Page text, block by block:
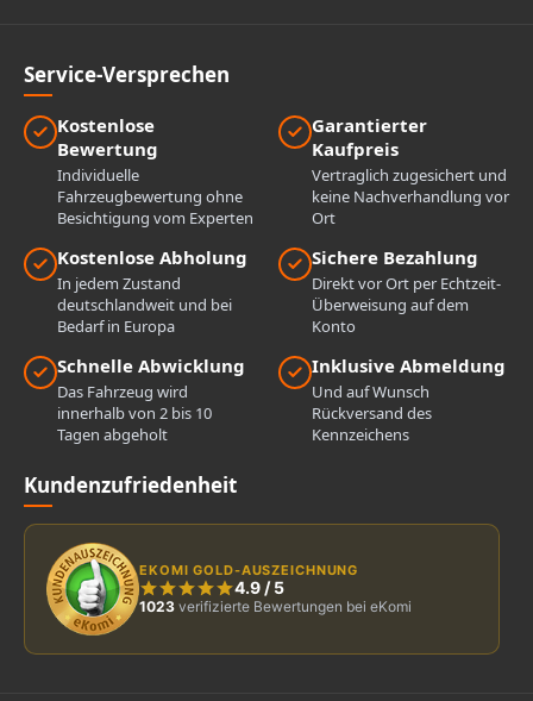
Service-Versprechen
Kostenlose
Bewertung
Individuelle
Fahrzeugbewertung ohne
Besichtigung vom Experten
Garantierter
Kaufpreis
Vertraglich zugesichert und
keine Nachverhandlung vor
Ort
Kostenlose Abholung
In jedem Zustand
deutschlandweit und bei
Bedarf in Europa
Sichere Bezahlung
Direkt vor Ort per Echtzeit-
Überweisung auf dem
Konto
Schnelle Abwicklung
Das Fahrzeug wird
innerhalb von 2 bis 10
Tagen abgeholt
Inklusive Abmeldung
Und auf Wunsch
Rückversand des
Kennzeichens
Kundenzufriedenheit
EKOMI GOLD-AUSZEICHNUNG
4.9 /5
1023 verifizierte Bewertungen bei eKomi